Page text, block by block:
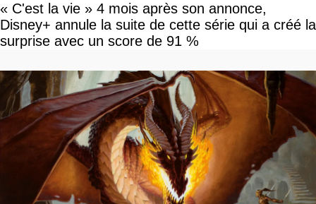
« C'est la vie » 4 mois après son annonce,
Disney+ annule la suite de cette série qui a créé la
surprise avec un score de 91 %